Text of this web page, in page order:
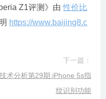
Z1评测》由性价比
https://www.baijing8.c
下一篇：
技术分析第29期:iPhone 5s指
纹识别功能